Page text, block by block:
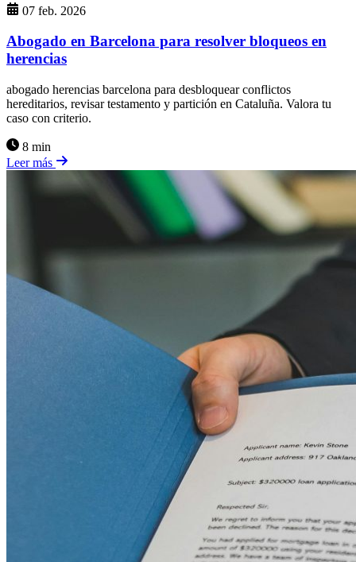
07 feb. 2026
Abogado en Barcelona para resolver bloqueos en
herencias
abogado herencias barcelona para desbloquear conflictos
hereditarios, revisar testamento y partición en Cataluña. Valora tu
caso con criterio.
8 min
Leer más